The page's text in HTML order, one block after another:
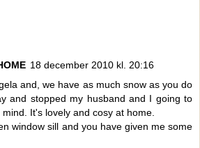
18 december 2010 kl. 20:16
and, we have as much snow as you do
and stopped my husband and I going to
It's lovely and cosy at home.
window sill and you have given me some